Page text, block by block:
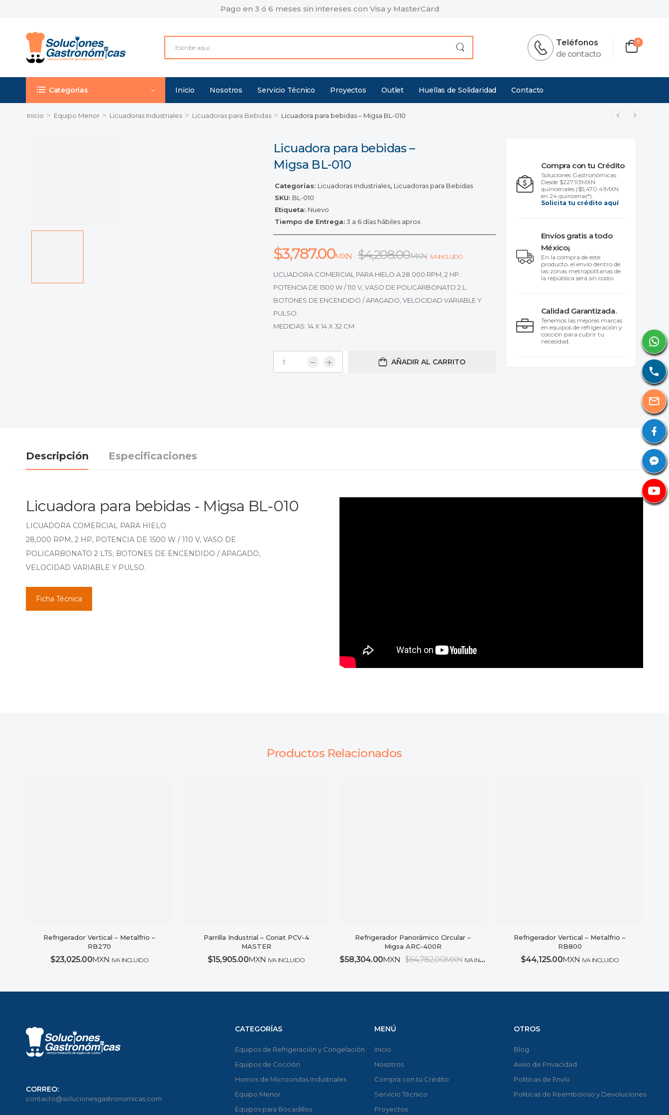
Pago en 3 ó 6 meses sin intereses con Visa y MasterCard
Teléfonos
de contacto
0
Categorías Inicio Nosotros Servicio Técnico Proyectos Outlet Huellas de Solidaridad Contacto
Inicio > Equipo Menor > Licuadoras Industriales > Licuadoras para Bebidas > Licuadora para bebidas – Migsa BL-010
Licuadora para bebidas –
Migsa BL-010
Categorías: Licuadoras Industriales, Licuadoras para Bebidas
SKU: BL-010
Etiqueta: Nuevo
Tiempo de Entrega:3 a 6 días hábiles aprox.
$3,787.00MXN $4,208.00MXN IVA INCLUIDO
LICUADORA COMERCIAL PARA HIELO A 28.000 RPM, 2 HP.
POTENCIA DE 1500 W / 110 V, VASO DE POLICARBONATO 2 L.
BOTONES DE ENCENDIDO / APAGADO, VELOCIDAD VARIABLE Y
PULSO.
MEDIDAS: 14 X 14 X 32 CM
AÑADIR AL CARRITO
Compra con tu Crédito
Soluciones Gastronómicas
Desde $227.93MXN
quincenales.($5,470.41MXN
en 24 quincenas*)
Solicita tu crédito aquí
Envíos gratis a todo
México¡
En la compra de este
producto, el envío dentro de
las zonas metropolitanas de
la república será sin costo.
Calidad Garantizada.
Tenemos las mejores marcas
en equipos de refrigeración y
cocción para cubrir tu
necesidad.
Descripción Especificaciones
Licuadora para bebidas - Migsa BL-010
LICUADORA COMERCIAL PARA HIELO
28,000 RPM, 2 HP, POTENCIA DE 1500 W / 110 V, VASO DE
POLICARBONATO 2 LTS; BOTONES DE ENCENDIDO / APAGADO,
VELOCIDAD VARIABLE Y PULSO.
Ficha Técnica
Productos Relacionados
Refrigerador Vertical – Metalfrio –
RB270
$23,025.00MXN IVA INCLUIDO
Parrilla Industrial – Coriat PCV-4
MASTER
$15,905.00MXN IVA INCLUIDO
Refrigerador Panorámico Circular –
Migsa ARC-400R
$58,304.00MXN $64,782.00MXN IVA INCLUIDO
Refrigerador Vertical – Metalfrio –
RB800
$44,125.00MXN IVA INCLUIDO
CORREO:
contacto@solucionesgastronomicas.com
CATEGORÍAS
Equipos de Refrigeración y Congelación
Equipos de Cocción
Hornos de Microondas Industriales
Equipo Menor
Equipos para Bocadillos
MENÚ
Inicio
Nosotros
Compra con tu Crédito
Servicio Técnico
Proyectos
OTROS
Blog
Aviso de Privacidad
Politicas de Envío
Politicas de Reemboloso y Devoluciones